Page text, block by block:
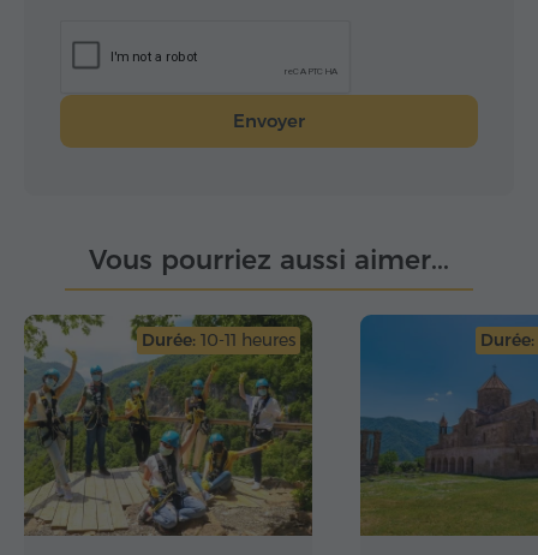
Envoyer
Vous pourriez aussi aimer...
Durée: 10-11 heures Durée: